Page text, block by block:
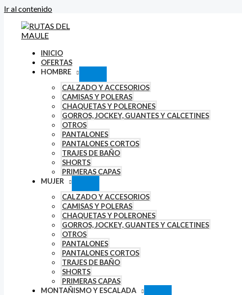
Ir al contenido
INICIO
OFERTAS
HOMBRE
CALZADO Y ACCESORIOS
CAMISAS Y POLERAS
CHAQUETAS Y POLERONES
GORROS, JOCKEY, GUANTES Y CALCETINES
OTROS
PANTALONES
PANTALONES CORTOS
TRAJES DE BAÑO
SHORTS
PRIMERAS CAPAS
MUJER
CALZADO Y ACCESORIOS
CAMISAS Y POLERAS
CHAQUETAS Y POLERONES
GORROS, JOCKEY, GUANTES Y CALCETINES
OTROS
PANTALONES
PANTALONES CORTOS
TRAJES DE BAÑO
SHORTS
PRIMERAS CAPAS
MONTAÑISMO Y ESCALADA